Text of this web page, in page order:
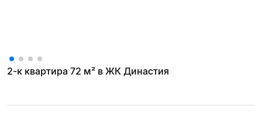
2-к квартира 72 м² в ЖК Династия